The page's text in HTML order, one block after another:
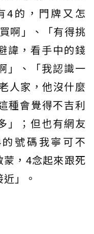
4的，門牌又怎
啊」、「有得挑
諱，看手中的錢
」、「我認識一
人家，他沒什麼
種會覺得不吉利
」；但也有網友
號碼我寧可不
，4念起來跟死
」。